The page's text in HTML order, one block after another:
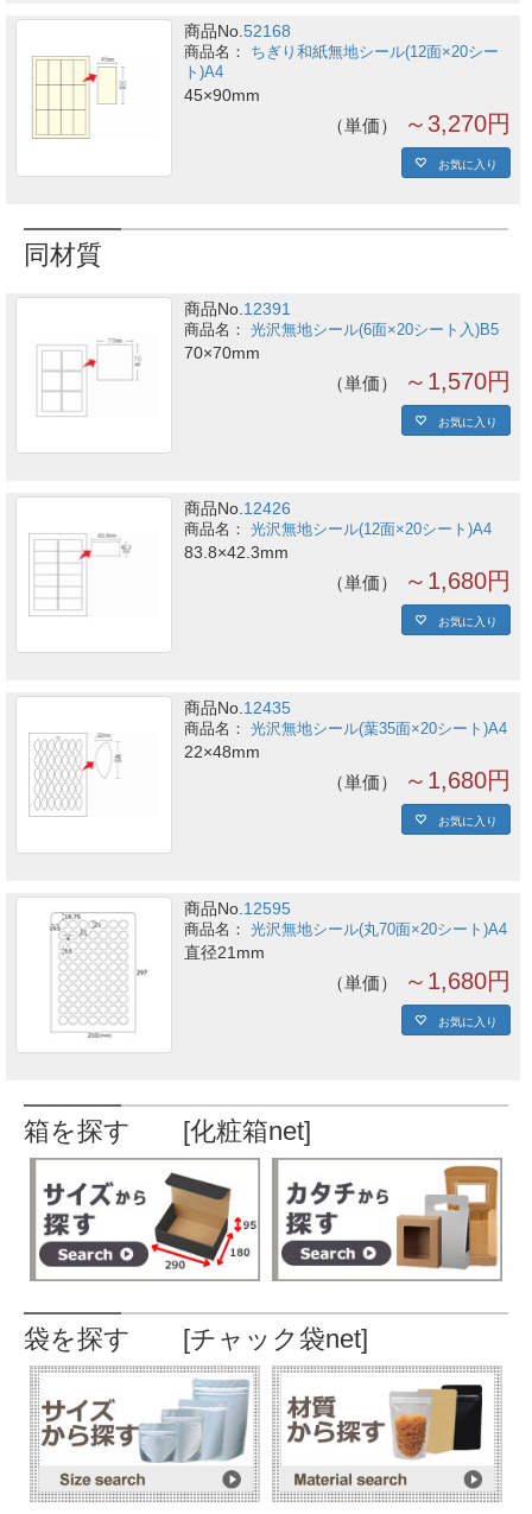
商品No.52168
ちぎり和紙無地シール(12面×20シー
ト)A4
45×90mm
単価 ～3,270円
お気に入り
同材質
商品No. 12391
光沢無地シール(6面×20シート入)B5
70×70mm
単価 ～1,570円
お気に入り
商品No. 12426
光沢無地シール(12面×20シート)A4
83.8×42.3mm
単価 ～1,680円
お気に入り
商品No.12435
光沢無地シール(葉35面×20シート)A4
22×48mm
単価 ～1,680円
お気に入り
商品No. 12595
光沢無地シール(丸70面×20シート)A4
直径21mm
単価 ～1,680円
お気に入り
箱を探す [化粧箱net]
袋を探す [チャック袋net]